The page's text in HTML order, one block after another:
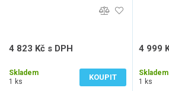
4 823 Kč s DPH
Skladem
1 ks
KOUPIT
4 999
Skladem
1 ks